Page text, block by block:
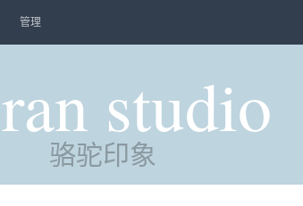
管理
studio
骆驼印象